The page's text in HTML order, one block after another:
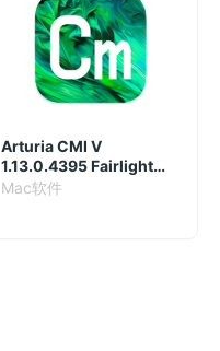
Arturia CMI V
1.13.0.4395 Fairlight
CMI模拟合成插件
Mac软件